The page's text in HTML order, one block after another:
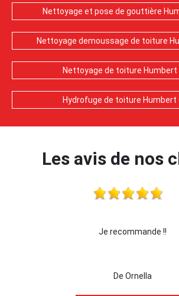
Nettoyage et pose de gouttière
Nettoyage demoussage de toiture
Nettoyage de toiture Humbert
Hydrofuge de toiture Humbert
Les avis de nos
Je recommande !!
De Ornella